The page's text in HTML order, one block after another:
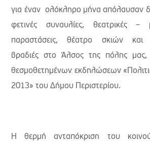
για έναν ολόκληρο μήνα απόλαυσαν
φετινές συναυλίες, θεατρικές –
παραστάσεις, θέατρο σκιών και
βραδιές στο Άλσος της πόλης
θεσμοθετημένων εκδηλώσεων
2013» του Δήμου Περιστερίου.
Η θερμή ανταπόκριση του